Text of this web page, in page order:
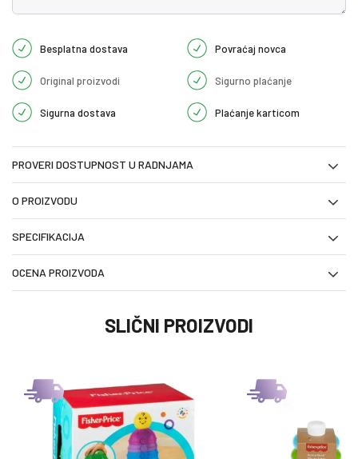
Besplatna dostava Povraćaj novca
Original proizvodi Sigurno plaćanje
Sigurna dostava Plaćanje karticom
PROVERI DOSTUPNOST U RADNJAMA
O PROIZVODU
SPECIFIKACIJA
OCENA PROIZVODA
SLIČNI PROIZVODI